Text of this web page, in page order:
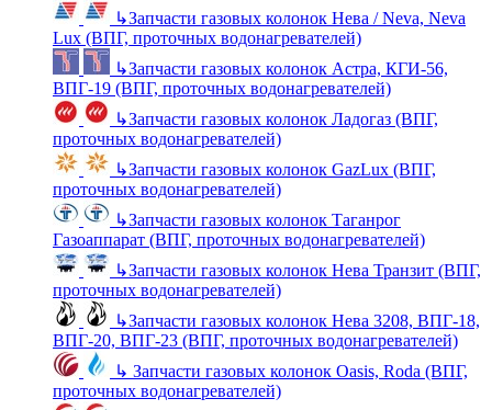
↳Запчасти газовых колонок Нева / Neva, Neva
Lux (ВПГ, проточных водонагревателей)
↳Запчасти газовых колонок Астра, КГИ-56,
ВПГ-19 (ВПГ, проточных водонагревателей)
↳Запчасти газовых колонок Ладогаз (ВПГ,
проточных водонагревателей)
↳Запчасти газовых колонок GazLux (ВПГ,
проточных водонагревателей)
↳Запчасти газовых колонок Таганрог
Газоаппарат (ВПГ, проточных водонагревателей)
↳Запчасти газовых колонок Нева Транзит (ВПГ,
проточных водонагревателей)
↳Запчасти газовых колонок Нева 3208, ВПГ-18,
ВПГ-20, ВПГ-23 (ВПГ, проточных водонагревателей)
↳ Запчасти газовых колонок Oasis, Roda (ВПГ,
проточных водонагревателей)